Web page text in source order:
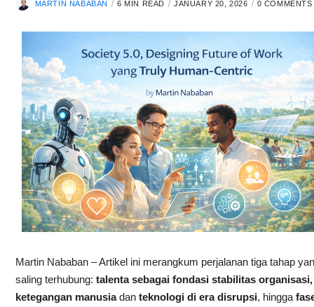
MARTIN NABABAN 6 MIN READ JANUARY 20, 2026 0 COMMENTS
Martin Nababan – Artikel ini merangkum perjalanan tiga tahap
saling terhubung: talenta sebagai fondasi stabilitas organisasi,
ketegangan manusiadan teknologi di era disrupsi, hingga